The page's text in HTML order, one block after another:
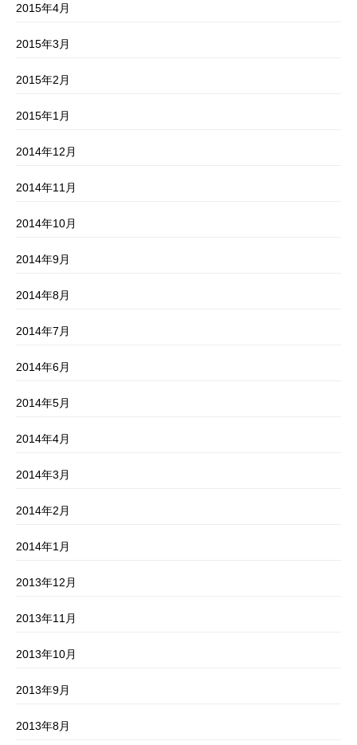
2015年4月
2015年3月
2015年2月
2015年1月
2014年12月
2014年11月
2014年10月
2014年9月
2014年8月
2014年7月
2014年6月
2014年5月
2014年4月
2014年3月
2014年2月
2014年1月
2013年12月
2013年11月
2013年10月
2013年9月
2013年8月